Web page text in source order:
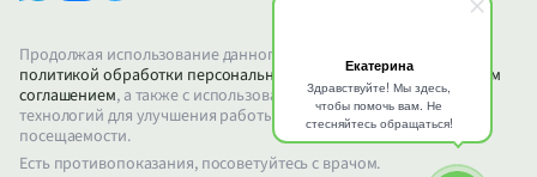
Продолжая использование данного сайта, вы соглашаетесь с
политикой обработки персональных данныхипользовательским
соглашением, а также с использованием файлов Cookie и других
технологий для улучшения работы сайта и анализа его
посещаемости.
Есть противопоказания, посоветуйтесь с врачом.